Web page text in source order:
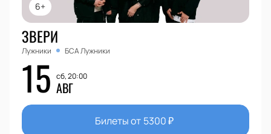
6+
ЗВЕРИ
Лужники БСА Лужники
15 сб, 20:00
АВГ
Билеты от 5300₽